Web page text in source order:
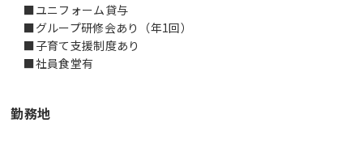
■ユニフォーム貸与
■グループ研修会あり（年1回）
■子育て支援制度あり
■社員食堂有
勤務地